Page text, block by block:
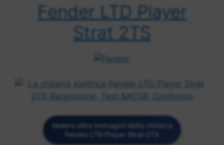
Fender LTD Player
Strat 2TS
Vedere altre immagini della chitarra
Fender LTD Player Strat 2TS